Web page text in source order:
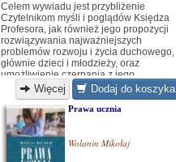
Celem wywiadu jest przybliżenie
Czytelnikom myśli i poglądów Księdza
Profesora, jak również jego propozycji
rozwiązywania najważniejszych
problemów rozwoju i życia duchowego,
głównie dzieci i młodzieży, oraz
umożliwienie czerpania z jego
doświadczeń i olbrzymiego dorobku.
Dla rodziców, nauczycieli i
wychowawców może to stanowić
zachętę i inspirację do dialogu z
młodymi oraz pogłębiania swej wiary.
Więcej Dodaj do koszyka
Prawa ucznia
Wolanin Mikołaj